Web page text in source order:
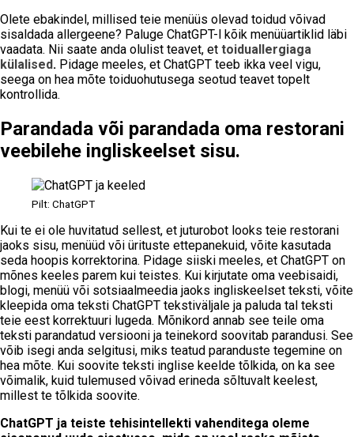
Olete ebakindel, millised teie menüüs olevad toidud võivad
sisaldada allergeene? Paluge ChatGPT-l kõik menüüartiklid läbi
vaadata. Nii saate anda olulist teavet, et toiduallergiaga
külalised. Pidage meeles, et ChatGPT teeb ikka veel vigu,
seega on hea mõte toiduohutusega seotud teavet topelt
kontrollida.
Parandada või parandada oma restorani
veebilehe ingliskeelset sisu.
Pilt: ChatGPT
Kui te ei ole huvitatud sellest, et juturobot looks teie restorani
jaoks sisu, menüüd või ürituste ettepanekuid, võite kasutada
seda hoopis korrektorina. Pidage siiski meeles, et ChatGPT on
mõnes keeles parem kui teistes. Kui kirjutate oma veebisaidi,
blogi, menüü või sotsiaalmeedia jaoks ingliskeelset teksti, võite
kleepida oma teksti ChatGPT tekstiväljale ja paluda tal teksti
teie eest korrektuuri lugeda. Mõnikord annab see teile oma
teksti parandatud versiooni ja teinekord soovitab parandusi. See
võib isegi anda selgitusi, miks teatud paranduste tegemine on
hea mõte. Kui soovite teksti inglise keelde tõlkida, on ka see
võimalik, kuid tulemused võivad erineda sõltuvalt keelest,
millest te tõlkida soovite.
ChatGPT ja teiste tehisintellekti vahenditega oleme